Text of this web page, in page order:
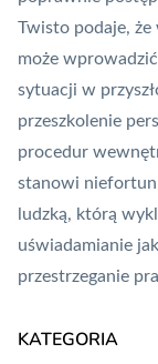
Twisto podaje,
może
sytuacji w
przeszkolenie
procedur
stanowi
ludzką, którą
uświadamianie
przestrzeganie
KATEGORIA